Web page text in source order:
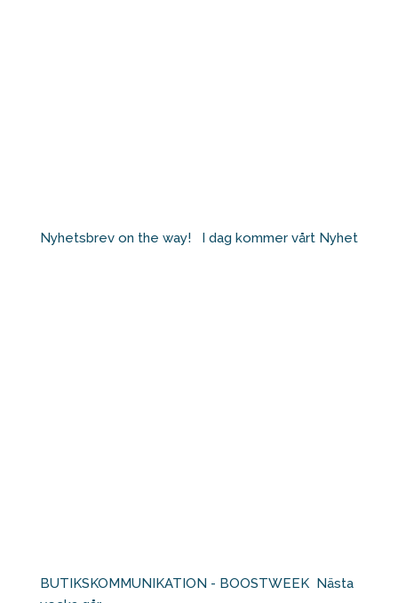
Nyhetsbrev on the way! ⁠ ⁠ I dag kommer vårt Nyhet
BUTIKSKOMMUNIKATION - BOOSTWEEK⁠ ⁠ Nästa